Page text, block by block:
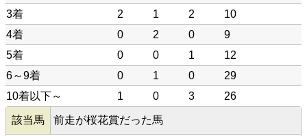
3着
2 1 2
10
4着
0 2 0
9
5着
0 0 1
12
6～9着
0 1 0
29
10着以下～
1 0 3 26
該当馬 前走が桜花賞だった馬